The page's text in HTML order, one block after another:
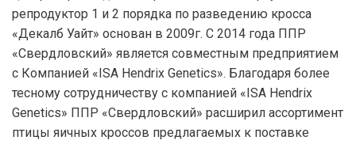
репродуктор 1 и 2 порядка по разведению кросса
«Декалб Уайт» основан в 2009г. С 2014 года ППР
«Свердловский» является совместным предприятием
с Компанией «ISA Hendrix Genetics». Благодаря более
тесному сотрудничеству с компанией «ISA Hendrix
Genetics» ППР «Свердловский» расширил ассортимент
птицы яичных кроссов предлагаемых к поставке